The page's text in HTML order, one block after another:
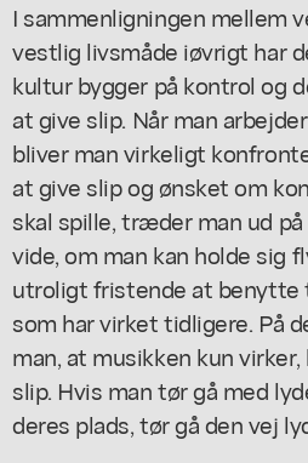
I sammenligningen mellem
vestlig livsmåde iøvrigt har
kultur bygger på kontrol og
at give slip. Når man
bliver man virkeligt
at give slip og ønsket om
skal spille, træder man ud
vide, om man kan holde sig
utroligt fristende at benytte
som har virket tidligere. På
man, at musikken kun
slip. Hvis man tør gå med
deres plads, tør gå den vej